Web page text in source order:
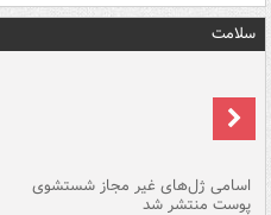
سلامت
اسامی ژل‌های غیر مجاز شستشوی
پوست منتشر شد